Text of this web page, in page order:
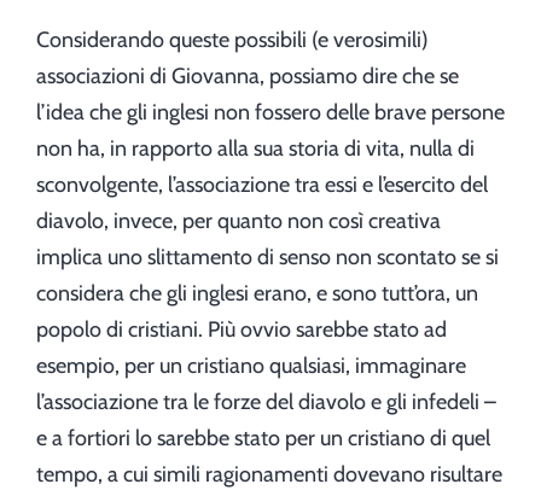
Considerando queste possibili (e verosimili)
associazioni di Giovanna, possiamo dire che se
l’idea che gli inglesi non fossero delle brave persone
non ha, in rapporto alla sua storia di vita, nulla di
sconvolgente, l’associazione tra essi e l’esercito del
diavolo, invece, per quanto non così creativa
implica uno slittamento di senso non scontato se si
considera che gli inglesi erano, e sono tutt’ora, un
popolo di cristiani. Più ovvio sarebbe stato ad
esempio, per un cristiano qualsiasi, immaginare
l’associazione tra le forze del diavolo e gli infedeli –
e a fortiori lo sarebbe stato per un cristiano di quel
tempo, a cui simili ragionamenti dovevano risultare